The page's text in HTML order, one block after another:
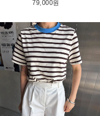
79,000원